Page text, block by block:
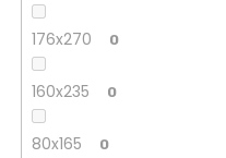
176x270 0
160x235 0
80x165 0